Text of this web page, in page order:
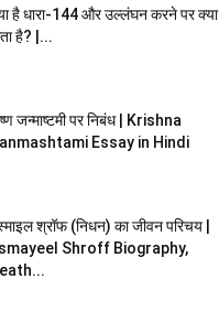
है धारा-144 और उल्लंघन करने पर क्या
है? |...
जन्माष्टमी पर निबंध | Krishna
Essay in Hindi
श्रॉफ (निधन) का जीवन परिचय |
Shroff Biography,